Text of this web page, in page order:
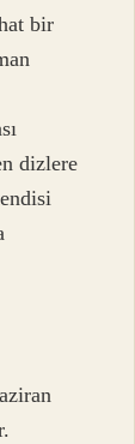
bir
dizlere